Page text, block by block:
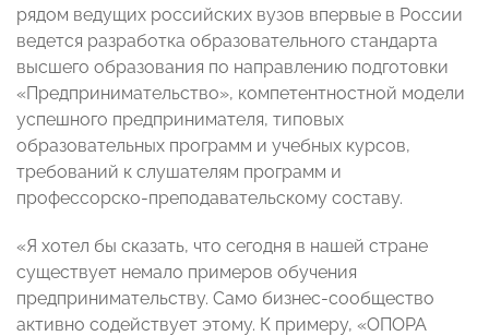
рядом ведущих российских вузов впервые в России
ведется разработка образовательного стандарта
высшего образования по направлению подготовки
«Предпринимательство», компетентностной модели
успешного предпринимателя, типовых
образовательных программ и учебных курсов,
требований к слушателям программ и
профессорско-преподавательскому составу.
«Я хотел бы сказать, что сегодня в нашей стране
существует немало примеров обучения
предпринимательству. Само бизнес-сообщество
активно содействует этому. К примеру, «ОПОРА